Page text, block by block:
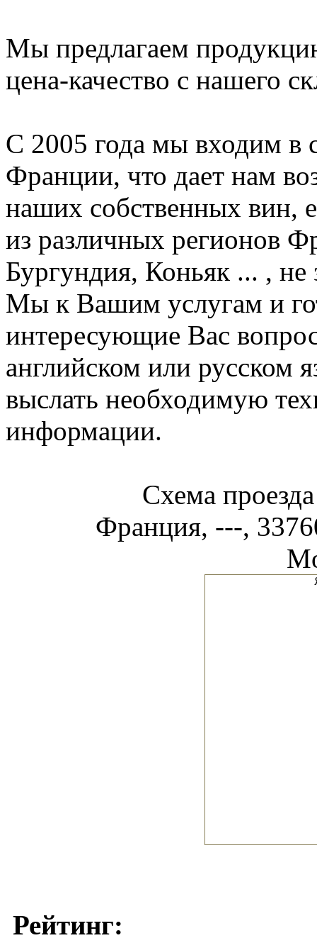
Мы предлагаем
цена-качество с нашего
С 2005 года мы входим в
Франции, что дает нам
наших собственных вин,
из различных регионов
Бургундия, Коньяк ... ,
Мы к Вашим услугам и
интересующие Вас
английском или русском
выслать необходимую
информации.
Схема
Франция, ---,
Рейтинг: